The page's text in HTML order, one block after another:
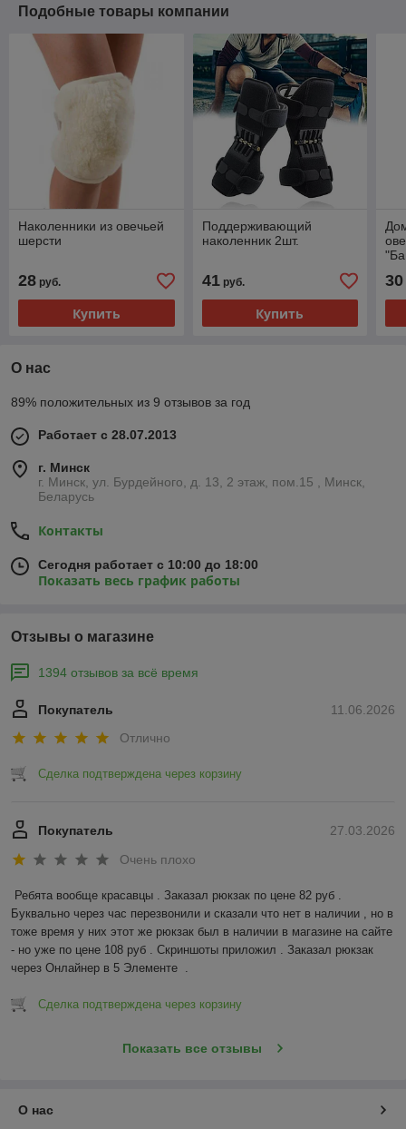
Подобные товары компании
Наколенники из овечьей
шерсти
28 руб.
Купить
Поддерживающий
наколенник 2шт.
41руб.
Купить
30
О нас
89% положительных из 9 отзывов за год
Работает с 28.07.2013
г. Минск
г. Минск, ул. Бурдейного, д. 13, 2 этаж, пом.15 , Минск,
Беларусь
Контакты
Сегодня работает с 10:00 до 18:00
Показать весь график работы
Отзывы о магазине
1394 отзывов за всё время
11.06.2026
Покупатель
Отлично
Сделка подтверждена через корзину
27.03.2026
Покупатель
Очень плохо
Ребята вообще красавцы . Заказал рюкзак по цене 82 руб .
Буквально через час перезвонили и сказали что нет в наличии , но в
тоже время у них этот же рюкзак был в наличии в магазине на сайте
- но уже по цене 108 руб . Скриншоты приложил . Заказал рюкзак
через Онлайнер в 5 Элементе  .
Сделка подтверждена через корзину
Показать все отзывы
О нас